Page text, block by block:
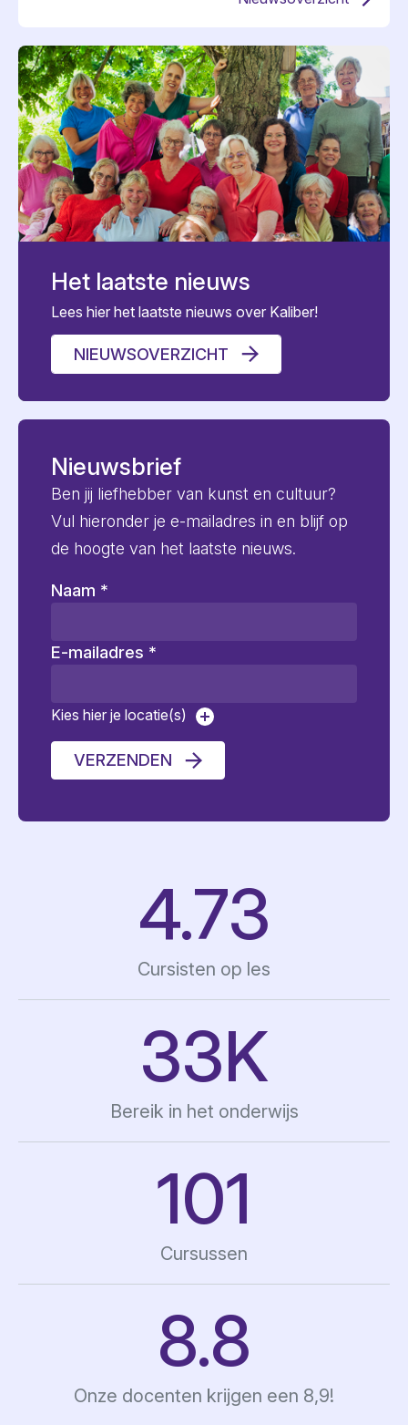
Het laatste nieuws
Lees hier het laatste nieuws over Kaliber!
NIEUWSOVERZICHT
Nieuwsbrief
Ben jij liefhebber van kunst en cultuur?
Vul hieronder je e-mailadres in en blijf op
de hoogte van het laatste nieuws.
Naam *
E-mailadres *
Kies hier je locatie(s)
VERZENDEN
4.777
Cursisten op les
33K
Bereik in het onderwijs
102
Cursussen
8.9
Onze docenten krijgen een 8,9!